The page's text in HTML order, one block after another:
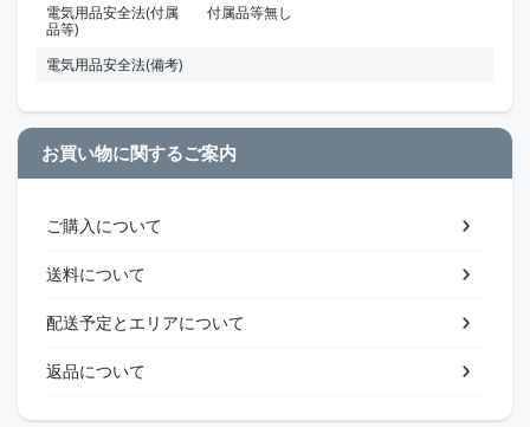
電気用品安全法(付属
品等)
付属品等無し
電気用品安全法(備考)
お買い物に関するご案内
ご購入について
送料について
配送予定とエリアについて
返品について